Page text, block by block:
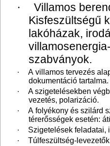
·
Villamos
Kisfeszültségű
lakóházak,
szabványok.
·
A villamos tervezés
dokumentáció
·
A szigetelésekben
vezetés, polarizáció.
·
A folyékony és szilárd
térerősségek esetén:
·
Szigetelések feladatai,
·
Túlfeszültség-